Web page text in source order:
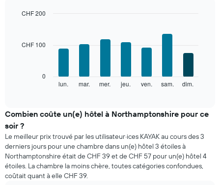
mois
graphique,
indiquent
le
graphique,
1
axe
Y
indiquent
le
prix
indique
le
prix
moyen
d'une
chambre
par
jour
lun. mar. mer. jeu. ven. sam. dim.
0
CHF 100
CHF 200
Combien coûte un(e) hôtel à Northamptonshire pour ce
soir ?
Le meilleur prix trouvé par les utilisateur·ices KAYAK au cours des 3
derniers jours pour une chambre dans un(e) hôtel 3 étoiles à
Northamptonshire était de CHF 39 et de CHF 57 pour un(e) hôtel 4
étoiles. La chambre la moins chère, toutes catégories confondues,
coûtait quant à elle CHF 39.